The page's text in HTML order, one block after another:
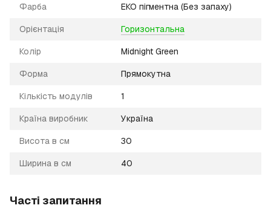
Фарба ЕКО пігментна (Без запаху)
Орієнтація Горизонтальна
Колір Midnight Green
Форма Прямокутна
Кількість модулів 1
Країна виробник Україна
Висота в см 30
Ширина в см 40
Часті запитання